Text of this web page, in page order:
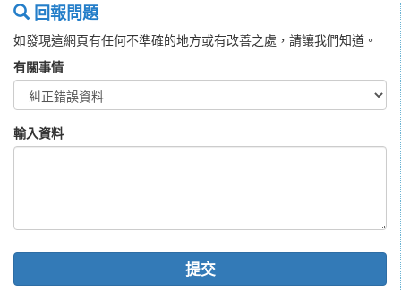
回報問題
如發現這網頁有任何不準確的地方或有改善之處，請讓我們知道。
有關事情
輸入資料
提交